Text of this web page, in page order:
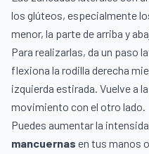
los glúteos, especialmente
menor, la parte de arriba y
Para realizarlas, da un paso
flexiona la rodilla derecha
izquierda estirada. Vuelve a
movimiento con el otro lado.
Puedes aumentar la
mancuernas en tus manos